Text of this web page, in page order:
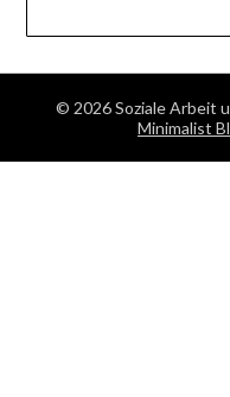
© 2026 Soziale Arbeit
Minimalist